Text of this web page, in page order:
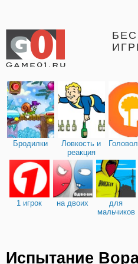
Бродилки
Ловкость и
реакция
1 игрок на двоих
для
мальчиков
Испытание